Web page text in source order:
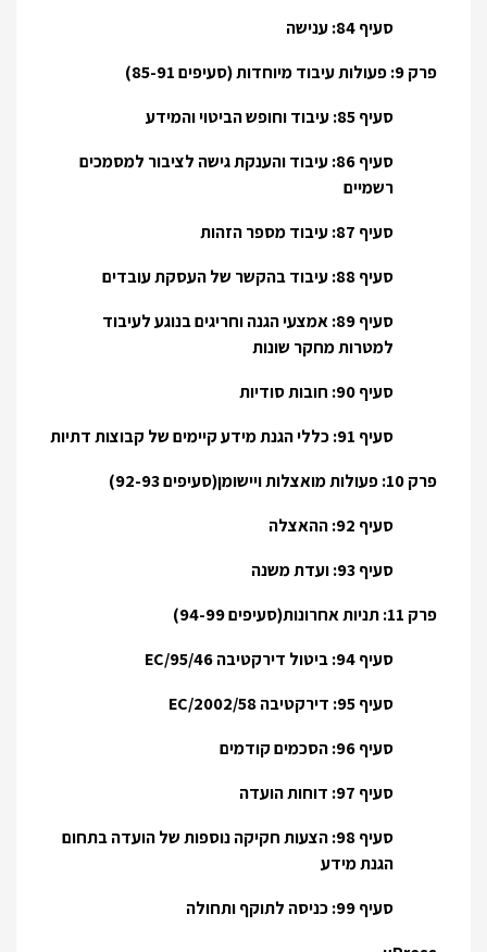
סעיף 84: ענישה
פרק 9: פעולות עיבוד מיוחדות (סעיפים 85-91)
סעיף 85: עיבוד וחופש הביטוי והמידע
סעיף 86: עיבוד והענקת גישה לציבור למסמכים
רשמיים
סעיף 87: עיבוד מספר הזהות
סעיף 88: עיבוד בהקשר של העסקת עובדים
סעיף 89: אמצעי הגנה וחריגים בנוגע לעיבוד
למטרות מחקר שונות
סעיף 90: חובות סודיות
סעיף 91: כללי הגנת מידע קיימים של קבוצות דתיות
פרק 10: פעולות מואצלות ויישומן(סעיפים 92-93)
סעיף 92: ההאצלה
סעיף 93: ועדת משנה
פרק 11: תניות אחרונות(סעיפים 94-99)
סעיף 94: ביטול דירקטיבה 95/46/EC
סעיף 95: דירקטיבה 2002/58/EC
סעיף 96: הסכמים קודמים
סעיף 97: דוחות הועדה
סעיף 98: הצעות חקיקה נוספות של הועדה בתחום
הגנת מידע
סעיף 99: כניסה לתוקף ותחולה